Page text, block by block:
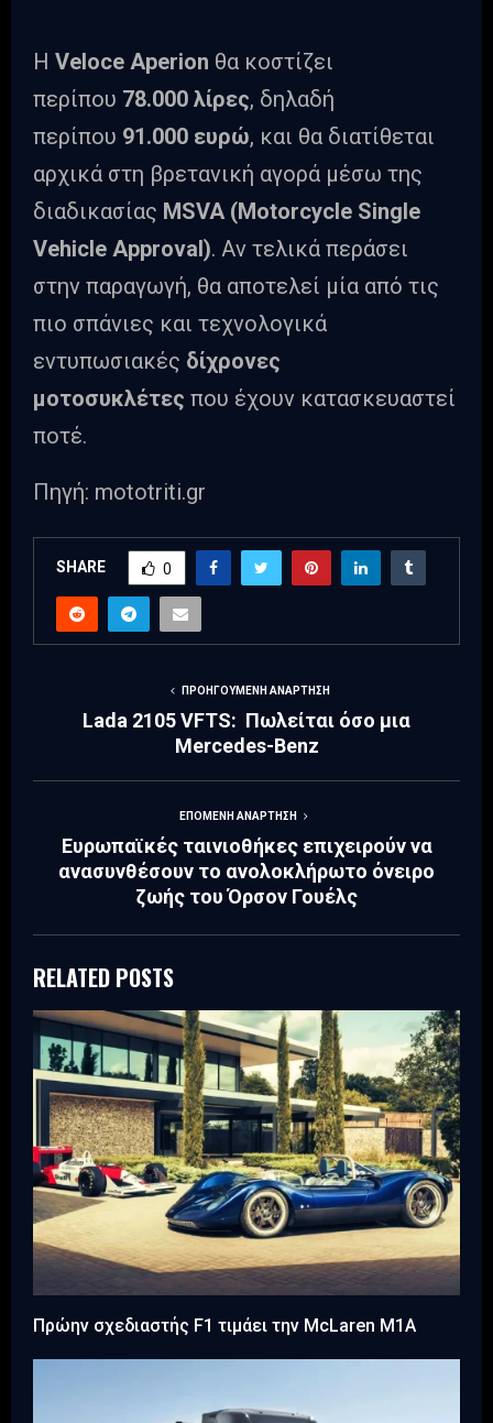
Η Veloce Aperion θα κοστίζει
περίπου 78.000 λίρες, δηλαδή
περίπου 91.000 ευρώ, και θα διατίθεται
αρχικά στη βρετανική αγορά μέσω της
διαδικασίας MSVA (Motorcycle Single
Vehicle Approval). Αν τελικά περάσει
στην παραγωγή, θα αποτελεί μία από τις
πιο σπάνιες και τεχνολογικά
εντυπωσιακές δίχρονες
μοτοσυκλέτες που έχουν κατασκευαστεί
ποτέ.
Πηγή: mototriti.gr
SHARE 0
ΠΡΟΗΓΟΎΜΕΝΗ ΑΝΆΡΤΗΣΗ
Lada 2105 VFTS: Πωλείται όσο μια
Mercedes-Benz
ΕΠΌΜΕΝΗ ΑΝΆΡΤΗΣΗ
Ευρωπαϊκές ταινιοθήκες επιχειρούν να
ανασυνθέσουν το ανολοκλήρωτο όνειρο
ζωής του Όρσον Γουέλς
RELATED POSTS
Πρώην σχεδιαστής F1 τιμάει την McLaren M1A